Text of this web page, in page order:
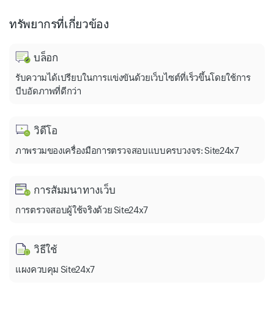
ทรัพยากรที่เกี่ยวข้อง
บล็อก
รับความได้เปรียบในการแข่งขันด้วยเว็บไซต์ที่เร็วขึ้นโดยใช้การ
บีบอัดภาพที่ดีกว่า
วิดีโอ
ภาพรวมของเครื่องมือการตรวจสอบแบบครบวงจร: Site24x7
การสัมมนาทางเว็บ
การตรวจสอบผู้ใช้จริงด้วย Site24x7
วิธีใช้
แผงควบคุม Site24x7